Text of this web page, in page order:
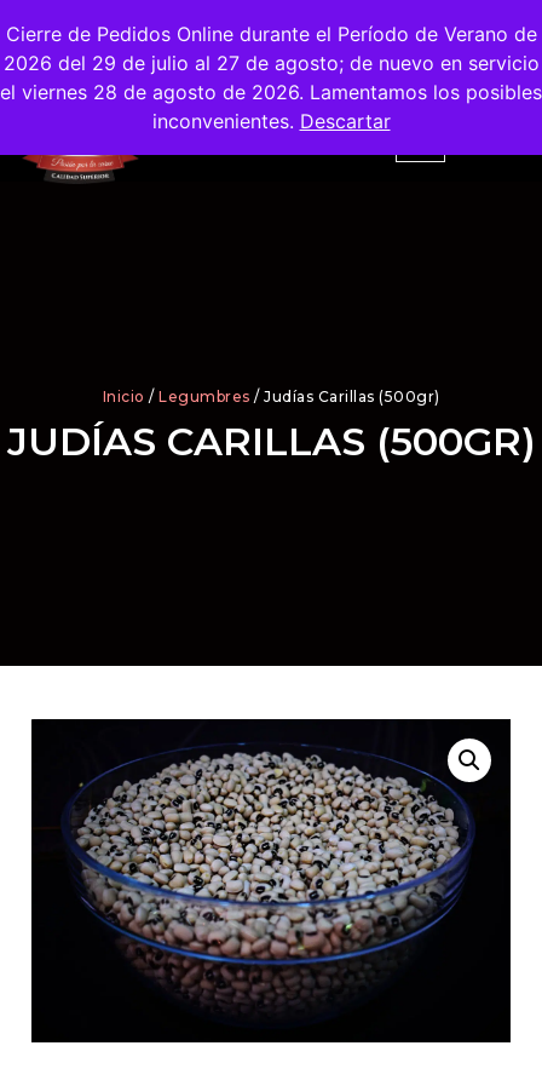
Cierre de Pedidos Online durante el Período de Verano de
2026 del 29 de julio al 27 de agosto; de nuevo en servicio
el viernes 28 de agosto de 2026. Lamentamos los posibles
inconvenientes. Descartar
EnvíosGratisen la Ciudad de Madrid
Inicio / Legumbres / Judías Carillas (500gr)
JUDÍAS CARILLAS (500GR)